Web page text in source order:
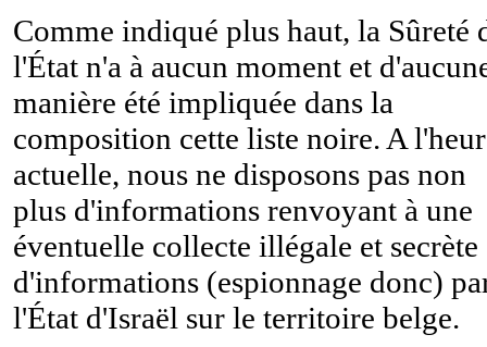
Comme indiqué plus haut, la Sûreté
l'État n'a à aucun moment et
manière été impliquée dans la
composition cette liste noire. A
actuelle, nous ne disposons pas non
plus d'informations renvoyant à une
éventuelle collecte illégale et secrète
d'informations (espionnage donc)
l'État d'Israël sur le territoire belge.